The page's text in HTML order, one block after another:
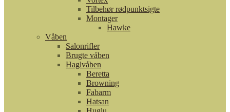
Tilbehør rødpunktsigte
Montager
Hawke
Våben
Salonrifler
Brugte våben
Haglvåben
Beretta
Browning
Fabarm
Hatsan